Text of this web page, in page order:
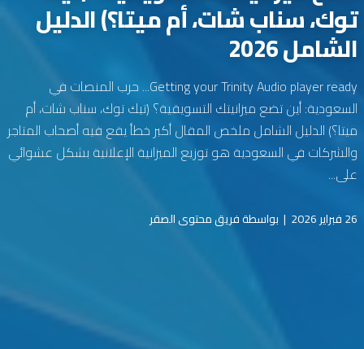
توك، سناب شات، أم ميتا؟) الدليل
الشامل 2026
Getting your Trinity Audio player ready... حرب المنصات في
السعودية: أين تضع ميزانيتك التسويقية؟ (تيك توك، سناب شات، أم
ميتا؟) الدليل الشامل ملخص المقال أكبر خطأ يقع فيه أصحاب المتاجر
والشركات في السعودية هو توزيع الميزانية الإعلانية بشكل عشوائي
على...
26 فبراير 2026 | بواسطة فريق محتوى الصقر